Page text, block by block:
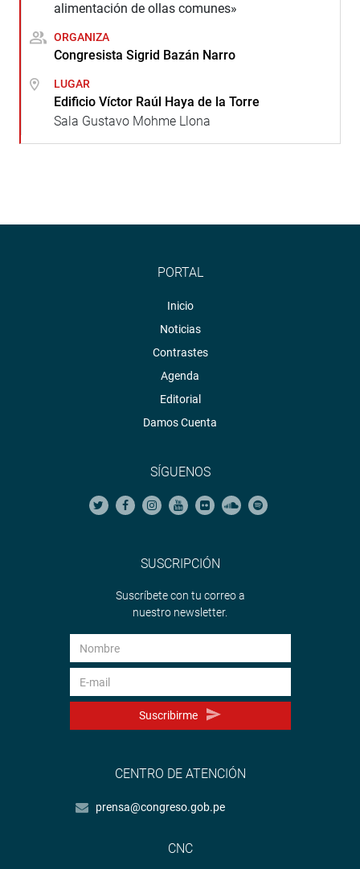
alimentación de ollas comunes»
ORGANIZA
Congresista Sigrid Bazán Narro
LUGAR
Edificio Víctor Raúl Haya de la Torre
Sala Gustavo Mohme Llona
PORTAL
Inicio
Noticias
Contrastes
Agenda
Editorial
Damos Cuenta
SÍGUENOS
SUSCRIPCIÓN
Suscríbete con tu correo a
nuestro newsletter.
Suscribirme
CENTRO DE ATENCIÓN
prensa@congreso.gob.pe
CNC